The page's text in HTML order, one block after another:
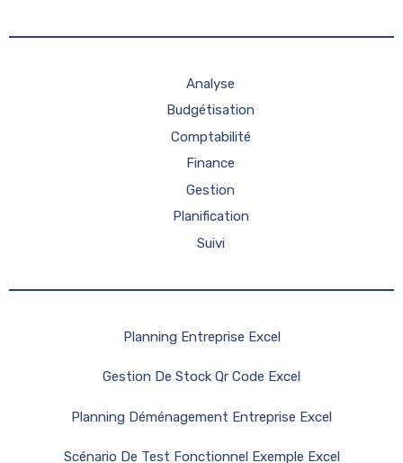
Analyse
Budgétisation
Comptabilité
Finance
Gestion
Planification
Suivi
Planning Entreprise Excel
Gestion De Stock Qr Code Excel
Planning Déménagement Entreprise Excel
Scénario De Test Fonctionnel Exemple Excel